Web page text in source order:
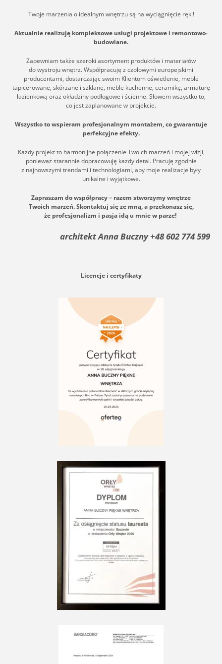
Twoje marzenia o idealnym wnętrzu są na wyciągnięcie ręki!
Aktualnie realizuję kompleksowe usługi projektowe i remontowo-
budowlane.
Zapewniam także szeroki asortyment produktów i materiałów
do wystroju wnętrz. Współpracuję z czołowymi europejskimi
producentami, dostarczając swoim Klientom oświetlenie, meble
tapicerowane, skórzane i szklane, meble kuchenne, ceramikę, armaturę
łazienkową oraz okładziny podłogowe i ścienne. Słowem wszystko to,
co jest zaplanowane w projekcie.
Wszystko to wspieram profesjonalnym montażem, co gwarantuje
perfekcyjne efekty.
Każdy projekt to harmonijne połączenie Twoich marzeń i mojej wizji,
ponieważ starannie dopracowuję każdy detal. Pracuję zgodnie
z najnowszymi trendami i technologiami, aby moje realizacje były
unikalne i wyjątkowe.
Zapraszam do współpracy – razem stworzymy wnętrze
Twoich marzeń. Skontaktuj się ze mną, a przekonasz się,
że profesjonalizm i pasja idą u mnie w parze!
architektAnna Buczny +48 602 774 599
Licencje i certyfikaty